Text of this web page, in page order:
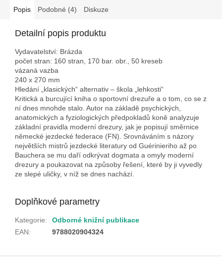
Popis Podobné (4) Diskuze
Detailní popis produktu
Vydavatelství: Brázda
počet stran: 160 stran, 170 bar. obr., 50 kreseb
vázaná vazba
240 x 270 mm
Hledání „klasických“ alternativ – škola „lehkosti“
Kritická a burcující kniha o sportovní drezuře a o tom, co se z
ní dnes mnohde stalo. Autor na základě psychických,
anatomických a fyziologických předpokladů koně analyzuje
základní pravidla moderní drezury, jak je popisují směrnice
německé jezdecké federace (FN). Srovnáváním s názory
největších mistrů jezdecké literatury od Guérinieriho až po
Bauchera se mu daří odkrývat dogmata a omyly moderní
drezury a poukazovat na způsoby řešení, které by ji vyvedly
ze slepé uličky, v níž se dnes nachází.
Doplňkové parametry
Kategorie:
Odborné knižní publikace
EAN: 9788020904324